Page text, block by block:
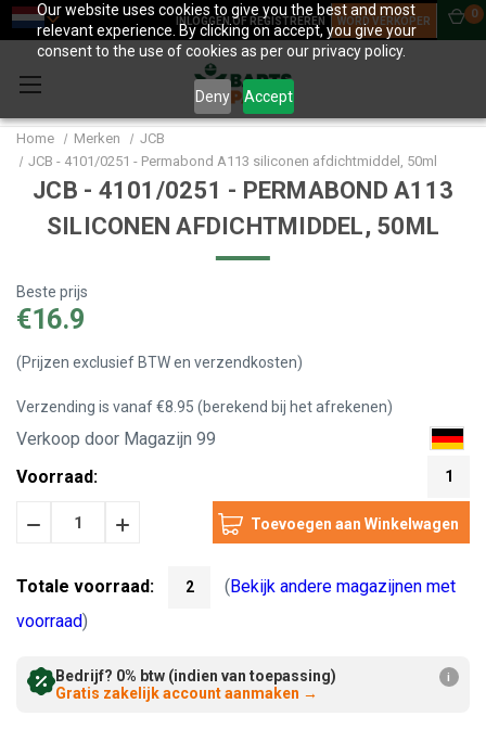
Our website uses cookies to give you the best and most
relevant experience. By clicking on accept, you give your
consent to the use of cookies as per our privacy policy.
Deny Accept
INLOGGEN OF REGISTREREN WORD VERKOPER
0
Home Merken
JCB
JCB - 4101/0251 - Permabond A113 siliconen afdichtmiddel, 50ml
JCB - 4101/0251 - PERMABOND A113
SILICONEN AFDICHTMIDDEL, 50ML
Beste prijs
€16.9
(Prijzen exclusief BTW en verzendkosten)
Verzending is vanaf €8.95 (berekend bij het afrekenen)
Verkoop door Magazijn 99
Voorraad:
1
HoeveelheidHoeveelheid
Totale voorraad: 2 ( Bekijk andere magazijnen met
voorraad)
Bedrijf? 0% btw (indien van toepassing)
Gratis zakelijk account aanmaken →
i